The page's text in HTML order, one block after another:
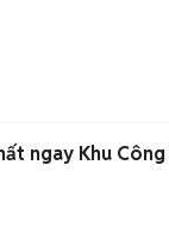
ngay Khu